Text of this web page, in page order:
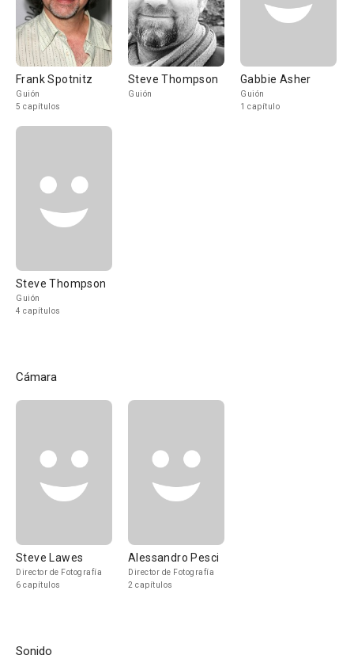
Frank Spotnitz
Guión
5 capítulos
Steve Thompson
Guión
Gabbie Asher
Guión
1 capítulo
Steve Thompson
Guión
4 capítulos
Cámara
Steve Lawes
Director de Fotografía
6 capítulos
Alessandro Pesci
Director de Fotografía
2 capítulos
Sonido